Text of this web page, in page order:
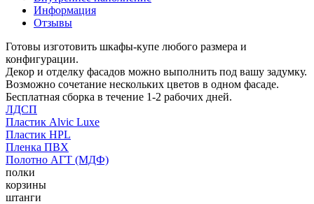
Информация
Отзывы
Готовы изготовить шкафы-купе любого размера и
конфигурации.
Декор и отделку фасадов можно выполнить под вашу задумку.
Возможно сочетание нескольких цветов в одном фасаде.
Бесплатная сборка в течение 1-2 рабочих дней.
ЛДСП
Пластик Alvic Luxe
Пластик HPL
Пленка ПВХ
Полотно АГТ (МДФ)
полки
корзины
штанги